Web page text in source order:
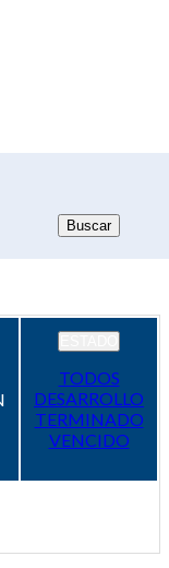
TODOS
DESARROLLO
TERMINADO
VENCIDO